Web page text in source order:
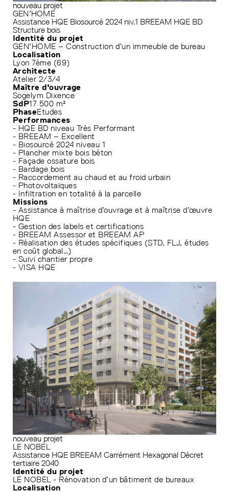
nouveau projet
GEN’HOME
Assistance HQE Biosourcé 2024 niv.1 BREEAM HQE BD
Structure bois
Identité du projet
GEN’HOME – Construction d’un immeuble de bureau
Localisation
Lyon 7ème (69)
Architecte
Atelier 2/3/4
Maître d'ouvrage
Sogelym Dixence
SdP17 500 m²
PhaseEtudes
Performances
- HQE BD niveau Très Performant
- BREEAM – Excellent
- Biosourcé 2024 niveau 1
- Plancher mixte bois béton
- Façade ossature bois
- Bardage bois
- Raccordement au chaud et au froid urbain
- Photovoltaïques
- Infiltration en totalité à la parcelle
Missions
- Assistance à maîtrise d’ouvrage et à maîtrise d’œuvre
HQE
- Gestion des labels et certifications
- BREEAM Assessor et BREEAM AP
- Réalisation des études spécifiques (STD, FLJ, études
en coût global…)
- Suivi chantier propre
- VISA HQE
nouveau projet
LE NOBEL
Assistance HQE BREEAM Carrément Hexagonal Décret
tertiaire 2040
Identité du projet
LE NOBEL - Rénovation d’un bâtiment de bureaux
Localisation